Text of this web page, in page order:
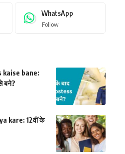
WhatsApp
Follow
kaise bane:
बने?
kare: 12वीं के